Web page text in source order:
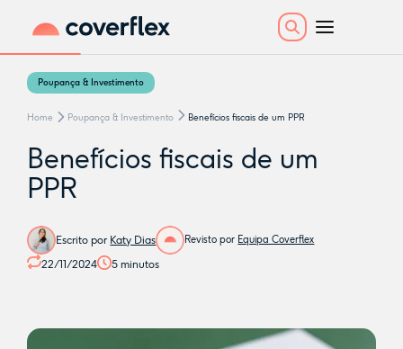
Poupança & Investimento
Home Poupança & Investimento Benefícios fiscais de um PPR
Benefícios fiscais de um
PPR
Escrito por Katy Dias Revisto por Equipa Coverflex
22/11/2024 5 minutos